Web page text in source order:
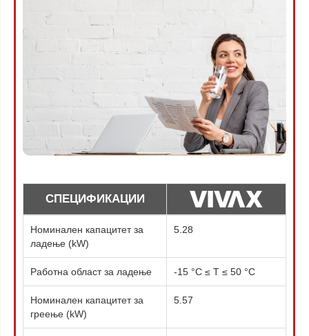
СПЕЦИФИКАЦИИ
Номинален капацитет за
ладење (kW)
5.28
Работна област за ладење -15 °C ≤ T ≤ 50 °C
Номинален капацитет за
греење (kW)
5.57